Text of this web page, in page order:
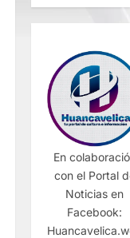
En
con el Portal
Noticias en
Facebook: